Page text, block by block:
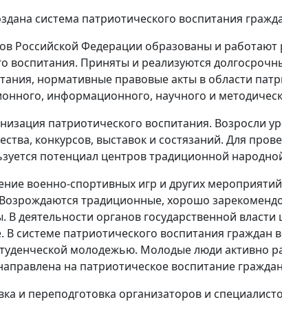
система патриотического воспитания
Российской Федерации образованы и
воспитания. Приняты и реализуются
нормативные правовые акты в области
информационного, научного и
патриотического воспитания. Возросли
конкурсов, выставок и состязаний. Для
потенциал центров традиционной
военно-спортивных игр и других
традиционные, хорошо
В деятельности органов государственной
В системе патриотического воспитания граждан
молодежью. Молодые люди активно
на патриотическое воспитание
и переподготовка организаторов и